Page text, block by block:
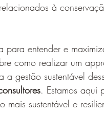
à
para entender e
como realizar um
gestão sustentável
. Estamos aqui
mais sustentável e